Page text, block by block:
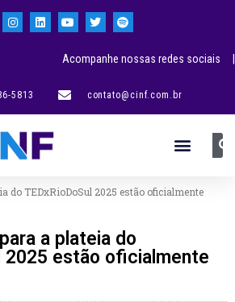
5813 contato@cinf.com.br
Acompanhe nossas redes sociais |
do TEDxRioDoSul 2025 estão oficialmente
a plateia do
2025 estão oficialmente